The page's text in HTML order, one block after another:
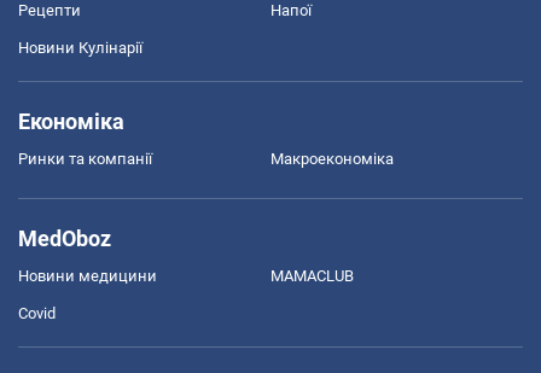
Рецепти Напої
Новини Кулінарії
Економіка
Ринки та компанії Макроекономіка
MedOboz
Новини медицини MAMACLUB
Covid